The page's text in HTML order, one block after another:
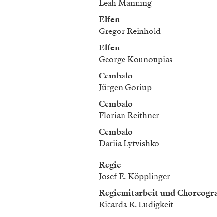
Leah Manning
Elfen
Gregor Reinhold
Elfen
George Kounoupias
Cembalo
Jürgen Goriup
Cembalo
Florian Reithner
Cembalo
Dariia Lytvishko
Regie
Josef E. Köpplinger
Regiemitarbeit und
Ricarda R. Ludigkeit